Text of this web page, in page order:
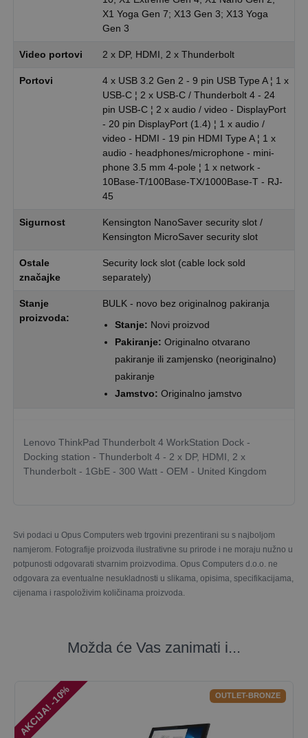
X1 Yoga Gen 7; X13 Gen 3; X13 Yoga
Gen 3
Video portovi 2 x DP, HDMI, 2 x Thunderbolt
Portovi
4 x USB 3.2 Gen 2 - 9 pin USB Type A ¦ 1 x
USB-C ¦ 2 x USB-C / Thunderbolt 4 - 24
pin USB-C ¦ 2 x audio / video - DisplayPort
- 20 pin DisplayPort (1.4) ¦ 1 x audio /
video - HDMI - 19 pin HDMI Type A ¦ 1 x
audio - headphones/microphone - mini-
phone 3.5 mm 4-pole ¦ 1 x network -
10Base-T/100Base-TX/1000Base-T - RJ-
45
Sigurnost
Kensington NanoSaver security slot /
Kensington MicroSaver security slot
Ostale
značajke
Security lock slot (cable lock sold
separately)
Stanje
proizvoda:
BULK - novo bez originalnog pakiranja
Stanje: Novi proizvod
Pakiranje: Originalno otvarano
pakiranje ili zamjensko (neoriginalno)
pakiranje
Jamstvo: Originalno jamstvo
Lenovo ThinkPad Thunderbolt 4 WorkStation Dock -
Docking station - Thunderbolt 4 - 2 x DP, HDMI, 2 x
Thunderbolt - 1GbE - 300 Watt - OEM - United Kingdom
Svi podaci u Opus Computers web trgovini prezentirani su s najboljom
namjerom. Fotografije proizvoda ilustrativne su prirode i ne moraju nužno u
potpunosti odgovarati stvarnim proizvodima. Opus Computers d.o.o. ne
odgovara za eventualne nesukladnosti u slikama, opisima, specifikacijama,
cijenama i raspoloživim količinama proizvoda.
Možda će Vas zanimati i...
AKCIJA! -10% OUTLET-BRONZE